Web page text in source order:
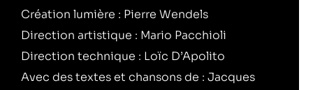
Création lumière : Pierre Wendels
Direction artistique : Mario Pacchioli
Direction technique : Loïc D’Apolito
Avec des textes et chansons de : Jacques